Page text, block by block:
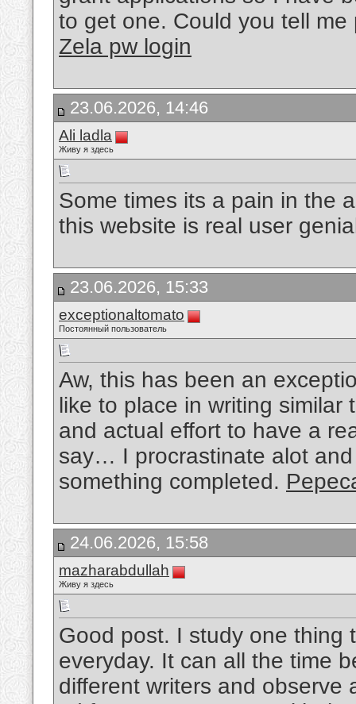
to get one. Could you tell
Zela pw login
23.06.2026, 14:46
Ali ladla
Живу я здесь
Some times its a pain in the
this website is real user
23.06.2026, 15:33
exceptionaltomato
Постоянный пользователь
Aw, this has been an
like to place in writing similar
and actual effort to have a
say… I procrastinate alot
something completed.
24.06.2026, 15:58
mazharabdullah
Живу я здесь
Good post. I study one thing
everyday. It can all the time
different writers and observe